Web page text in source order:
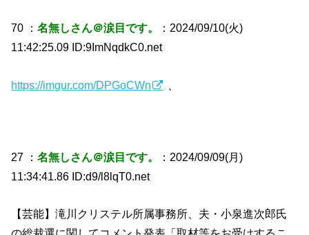
70 ：名無しさん＠涙目です。
：2024/09/10(火)
11:42:25.09 ID:9ImNqdkC0.net
https://imgur.com/DPGoCWn
27 ：名無しさん＠涙目です。
：2024/09/09(月)
11:34:41.86 ID:d9/l8lqT0.net
【芸能】滝川クリステル所属事務所、夫・小泉進次郎氏